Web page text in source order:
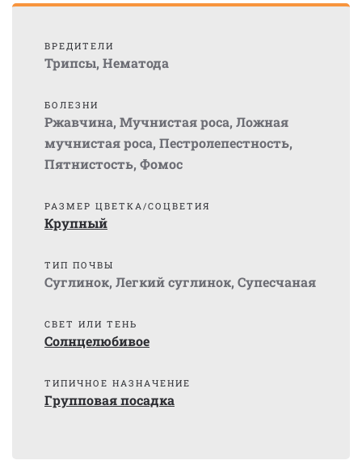
ВРЕДИТЕЛИ
Трипсы, Нематода
БОЛЕЗНИ
Ржавчина, Мучнистая роса, Ложная
мучнистая роса, Пестролепестность,
Пятнистость, Фомос
РАЗМЕР ЦВЕТКА/СОЦВЕТИЯ
Крупный
ТИП ПОЧВЫ
Суглинок, Легкий суглинок, Супесчаная
СВЕТ ИЛИ ТЕНЬ
Солнцелюбивое
ТИПИЧНОЕ НАЗНАЧЕНИЕ
Групповая посадка